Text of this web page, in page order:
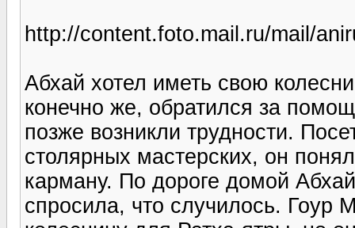
http://content.foto.mail.ru/mail/
Абхай хотел иметь свою
конечно же, обратился за
позже возникли трудности.
столярных мастерских, он
карману. По дороге домой
спросила, что случилось. Гоур